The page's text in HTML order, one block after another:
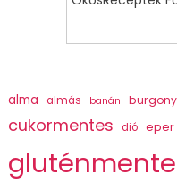
alma almás banán
cukormentes dió eper